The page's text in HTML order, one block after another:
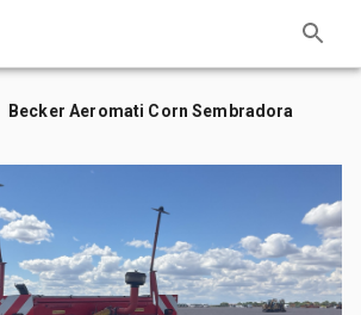
Becker Aeromati Corn Sembradora